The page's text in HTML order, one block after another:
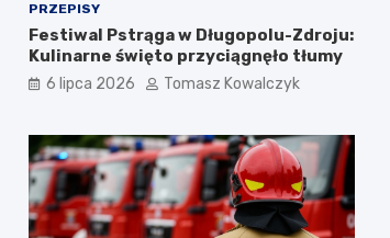
PRZEPISY
Festiwal Pstrąga w Długopolu-Zdroju:
Kulinarne święto przyciągnęło tłumy
6 lipca 2026 Tomasz Kowalczyk